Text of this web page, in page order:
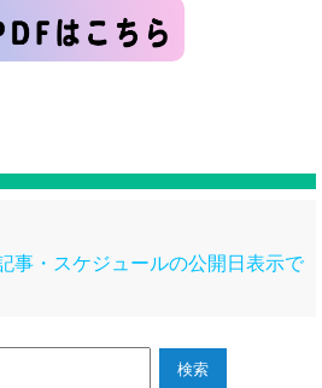
事・スケジュールの公開日表示で